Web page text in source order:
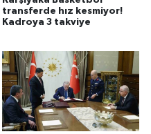
transferde hız kesmiyor!
Kadroya 3 takviye